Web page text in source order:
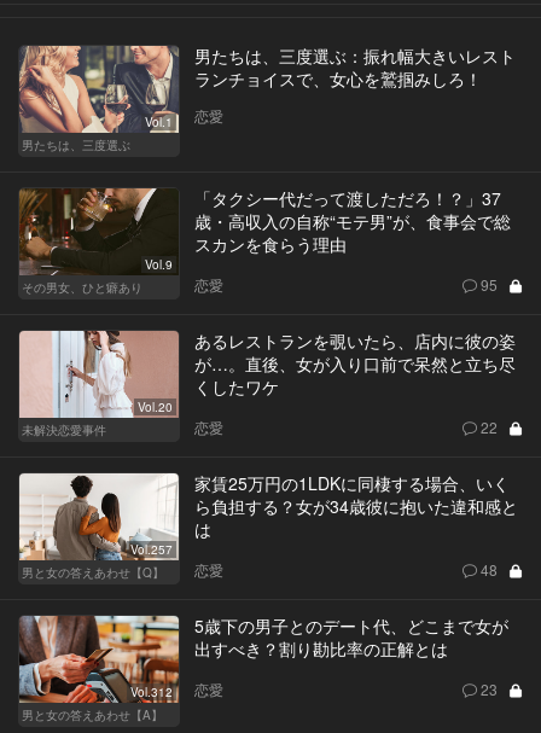
Vol.1
男たちは、三度選ぶ
男たちは、三度選ぶ：振れ幅大きいレスト
ランチョイスで、女心を鷲掴みしろ！
恋愛
Vol.9
その男女、ひと癖あり
「タクシー代だって渡しただろ！？」37
歳・高収入の自称“モテ男”が、食事会で総
スカンを食らう理由
恋愛 95
Vol.20
未解決恋愛事件
あるレストランを覗いたら、店内に彼の姿
が…。直後、女が入り口前で呆然と立ち尽
くしたワケ
恋愛 22
Vol.257
男と女の答えあわせ【Q】
家賃25万円の1LDKに同棲する場合、いく
ら負担する？女が34歳彼に抱いた違和感と
は
恋愛 48
Vol.312
男と女の答えあわせ【A】
5歳下の男子とのデート代、どこまで女が
出すべき？割り勘比率の正解とは
恋愛 23